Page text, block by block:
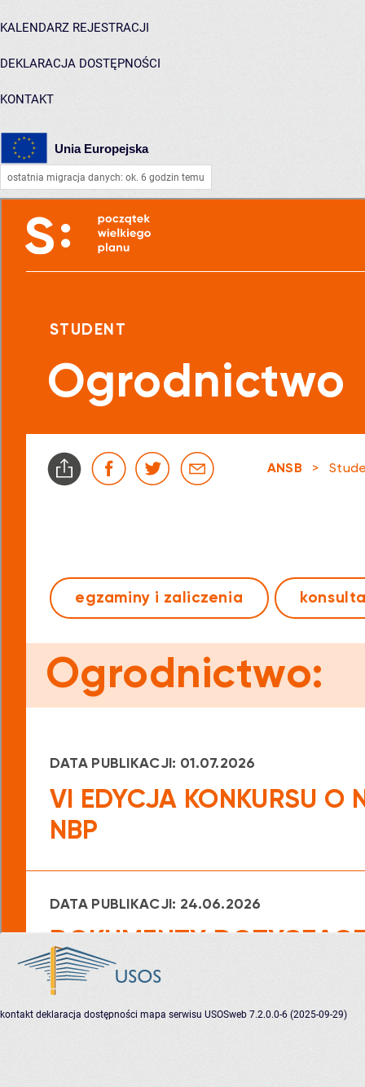
KALENDARZ REJESTRACJI
DEKLARACJA DOSTĘPNOŚCI
KONTAKT
Unia Europejska
ostatnia migracja danych: ok. 6 godzin temu
kontakt deklaracja dostępności mapa serwisu USOSweb 7.2.0.0-6 (2025-09-29)